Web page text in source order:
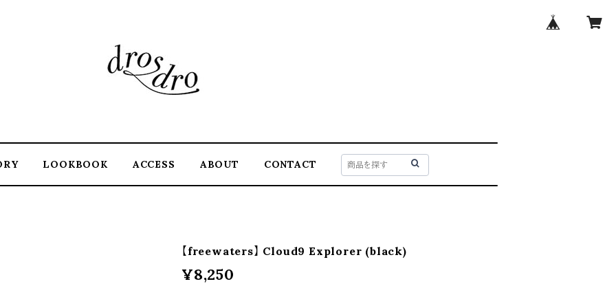
LOOKBOOK ACCESS ABOUT CONTACT
【freewaters】 Cloud9 Explorer (black)
¥8,250